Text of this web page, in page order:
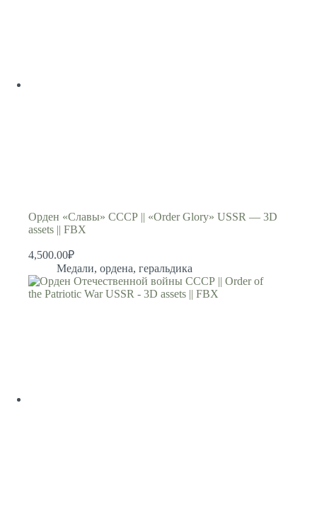
Орден «Славы» СССР || «Order Glory» USSR — 3D
assets || FBX
4,500.00₽
Медали, ордена, геральдика